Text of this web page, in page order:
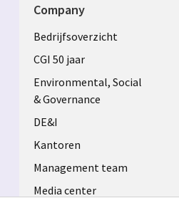
Company
Useful
links
NETHERLANDS
Bedrijfsoverzicht
CGI 50 jaar
Environmental, Social
& Governance
DE&I
Kantoren
Management team
Media center